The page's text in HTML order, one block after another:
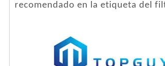
recomendado en la etiqueta del